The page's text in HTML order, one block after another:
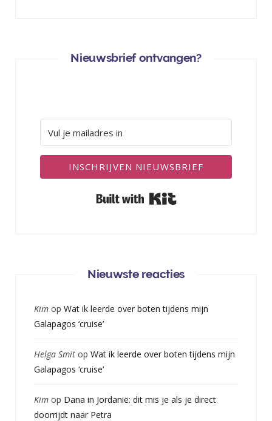
Nieuwsbrief ontvangen?
INSCHRIJVEN NIEUWSBRIEF
Nieuwste reacties
Kim op Wat ik leerde over boten tijdens mijn
Galapagos ‘cruise’
Helga Smit op Wat ik leerde over boten tijdens mijn
Galapagos ‘cruise’
Kim op Dana in Jordanië: dit mis je als je direct
doorrijdt naar Petra